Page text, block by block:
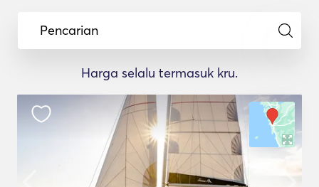
Pencarian
Harga selalu termasuk kru.